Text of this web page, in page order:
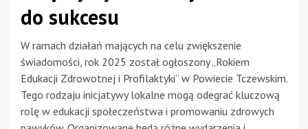
do sukcesu
W ramach działań mających na celu zwiększenie
świadomości, rok 2025 został ogłoszony „Rokiem
Edukacji Zdrowotnej i Profilaktyki” w Powiecie Tczewskim.
Tego rodzaju inicjatywy lokalne mogą odegrać kluczową
rolę w edukacji społeczeństwa i promowaniu zdrowych